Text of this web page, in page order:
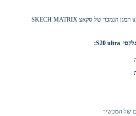
של המכשיר